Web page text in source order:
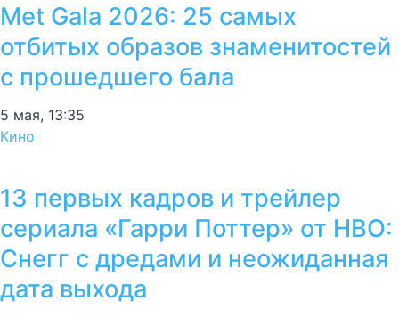
Met Gala 2026: 25 самых
отбитых образов знаменитостей
с прошедшего бала
5 мая, 13:35
Кино
13 первых кадров и трейлер
сериала «Гарри Поттер» от HBO:
Снегг с дредами и неожиданная
дата выхода